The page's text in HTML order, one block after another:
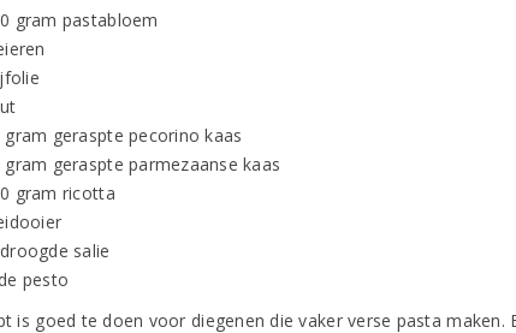
gram pastabloem
gram geraspte pecorino kaas
gram geraspte parmezaanse kaas
gram ricotta
salie
pesto
is goed te doen voor diegenen die vaker verse pasta maken.